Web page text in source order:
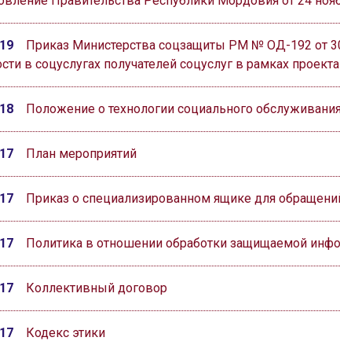
Приказ Министерства соцзащиты РМ № ОД-192 от
в соцуслугах получателей соцуслуг в рамках проекта
Положение о технологии социального
План мероприятий
Приказ о специализированном ящике для
Политика в отношении обработки защищаемой
Коллективный договор
Кодекс этики